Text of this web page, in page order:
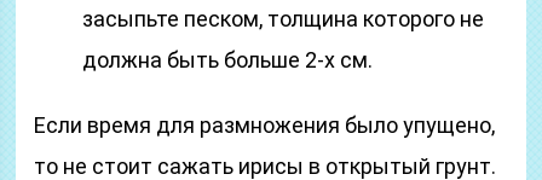
засыпьте песком, толщина которого не
должна быть больше 2-х см.
Если время для размножения было упущено,
то не стоит сажать ирисы в открытый грунт.